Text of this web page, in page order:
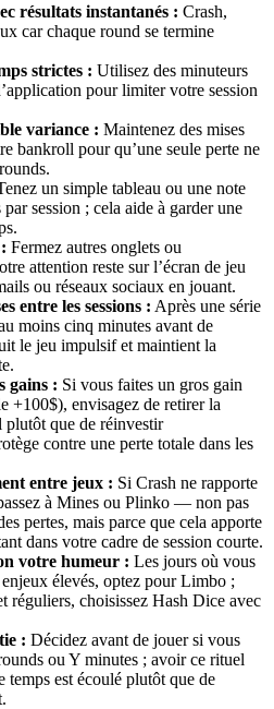
résultats instantanés : Crash,
car chaque round se termine
strictes : Utilisez des minuteurs
pour limiter votre session
variance : Maintenez des mises
bankroll pour qu’une seule perte ne
un simple tableau ou une note
session ; cela aide à garder une
Fermez autres onglets ou
attention reste sur l’écran de jeu
ou réseaux sociaux en jouant.
entre les sessions : Après une série
moins cinq minutes avant de
le jeu impulsif et maintient la
gains : Si vous faites un gros gain
+100$), envisagez de retirer la
que de réinvestir
contre une perte totale dans les
entre jeux : Si Crash ne rapporte
à Mines ou Plinko — non pas
pertes, mais parce que cela apporte
dans votre cadre de session courte.
votre humeur : Les jours où vous
élevés, optez pour Limbo ;
réguliers, choisissez Hash Dice avec
: Décidez avant de jouer si vous
ou Y minutes ; avoir ce rituel
temps est écoulé plutôt que de